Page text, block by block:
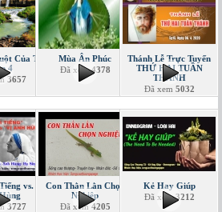
Của Tôi
4
3657
Mùa Ân Phúc
Đã xem4378
Thánh Lễ Trực Tuyến
THỨ HAI TUẦN
THÁNH
Đã xem 5032
vs. Vị
3727
Con Thằn Lằn Chọn
Nghiệp
Đã xem4205
Kẻ Hay Giúp
Đã xem3212